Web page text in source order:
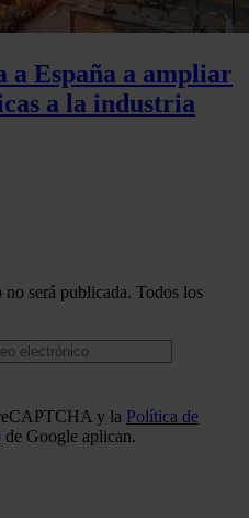
a España a ampliar
a la industria
será publicada. Todos los
y la Política de
de Google aplican.